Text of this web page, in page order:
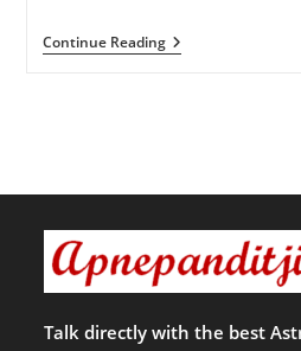
Continue ReadingKaal
Bhairav
जयंती?
उपायों
से
प्रसन्न
होंगे
!!
Talk directly with the best